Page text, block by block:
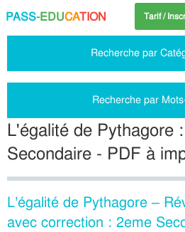
PASS-EDUCATION Tarif /
Recherche par
Recherche par
L'égalité de Pythagore
Secondaire - PDF à
L’égalité de Pythagore –
avec correction : 2eme